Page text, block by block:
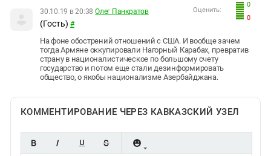
0
0
Оценить:
30.10.19 в 20:38 Олег Панкратов
(Гость) #
На фоне обострений отношений с США. И вообще зачем
тогда Армяне оккупировали Нагорный Карабах, превратив
страну в националистическое по большому счету
государство и потом еще стали дезинформировать
общество, о якобы национализме Азербайджана.
КОММЕНТИРОВАНИЕ ЧЕРЕЗ КАВКАЗСКИЙ УЗЕЛ